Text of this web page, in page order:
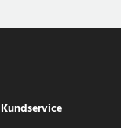
Kundservice